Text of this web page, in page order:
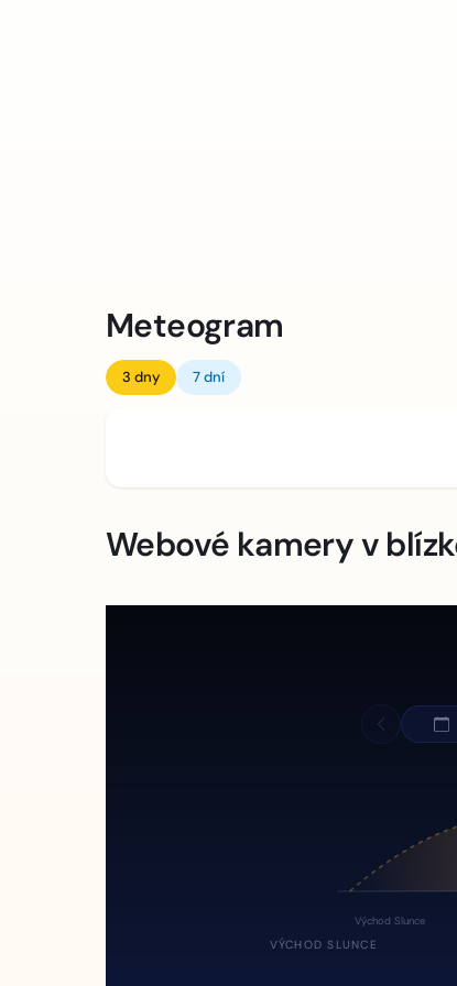
Meteogram
3 dny 7 dní
Webové kamery v
Východ Slunce
VÝCHOD SLUNCE